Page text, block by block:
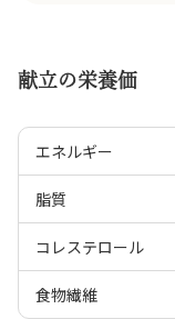
献立の栄養価
エネルギー
脂質
コレステロール
食物繊維